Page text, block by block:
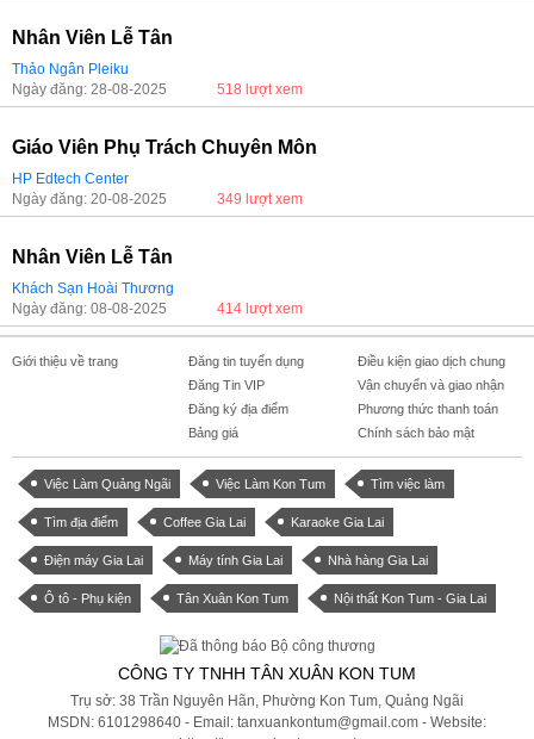
Nhân Viên Lễ Tân
Thảo Ngân Pleiku
Ngày đăng: 28-08-2025
518 lượt xem
Giáo Viên Phụ Trách Chuyên Môn
HP Edtech Center
Ngày đăng: 20-08-2025
349 lượt xem
Nhân Viên Lễ Tân
Khách Sạn Hoài Thương
Ngày đăng: 08-08-2025
414 lượt xem
Giới thiệu về trang
Đăng tin tuyển dụng
Đăng Tin VIP
Đăng ký địa điểm
Bảng giá
Điều kiện giao dịch chung
Vận chuyển và giao nhận
Phương thức thanh toán
Chính sách bảo mật
Việc Làm Quảng Ngãi Việc Làm Kon Tum Tìm việc làm
Tìm địa điểm Coffee Gia Lai Karaoke Gia Lai
Điện máy Gia Lai Máy tính Gia Lai Nhà hàng Gia Lai
Ô tô - Phụ kiện Tân Xuân Kon Tum Nội thất Kon Tum - Gia Lai
CÔNG TY TNHH TÂN XUÂN KON TUM
Trụ sở: 38 Trần Nguyên Hãn, Phường Kon Tum, Quảng Ngãi
MSDN: 6101298640 - Email: tanxuankontum@gmail.com - Website: